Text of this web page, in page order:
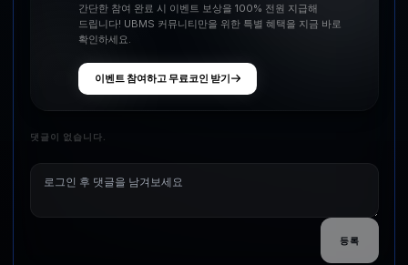
간단한 참여 완료 시 이벤트 보상을 100% 전원 지급해
드립니다! UBMS 커뮤니티만을 위한 특별 혜택을 지금 바로
확인하세요.
이벤트 참여하고 무료코인 받기
댓글이 없습니다.
등록